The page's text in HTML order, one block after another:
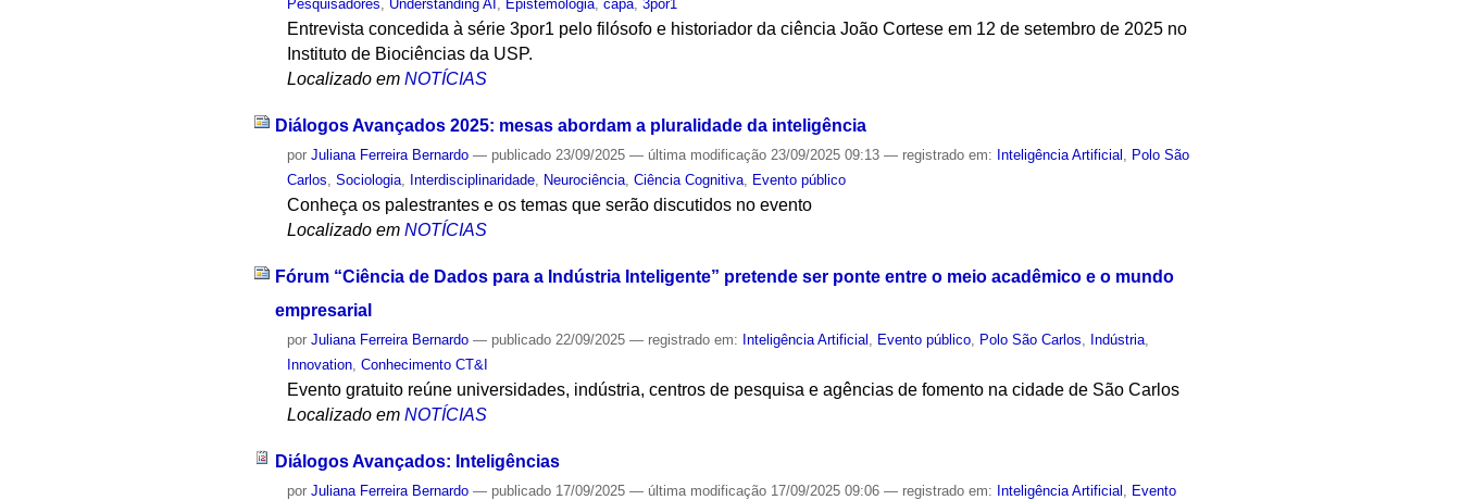
Pesquisadores, Understanding AI , Epistemologia,capa,3por1
Entrevista concedida à série 3por1 pelo filósofo e historiador da ciência João Cortese em 12 de setembro de 2025 no
Instituto de Biociências da USP.
Localizado em NOTÍCIAS
Diálogos Avançados 2025: mesas abordam a pluralidade da inteligência
porJuliana Ferreira Bernardo — publicado 23/09/2025— última modificação 23/09/2025 09:13— registrado em: Inteligência Artificial , Polo São
Carlos,Sociologia, Interdisciplinaridade, Neurociência,Ciência Cognitiva, Evento público
Conheça os palestrantes e os temas que serão discutidos no evento
Localizado em NOTÍCIAS
Fórum “Ciência de Dados para a Indústria Inteligente” pretende ser ponte entre o meio acadêmico e o mundo
empresarial
porJuliana Ferreira Bernardo — publicado 22/09/2025— registrado em: Inteligência Artificial Evento público Polo São Carlos Indústria
Innovation ,Conhecimento CT&I
Evento gratuito reúne universidades, indústria, centros de pesquisa e agências de fomento na cidade de São Carlos
Localizado em NOTÍCIAS
Diálogos Avançados: Inteligências
porJuliana Ferreira Bernardo — publicado 17/09/2025— última modificação 17/09/2025 09:06— registrado em: Inteligência Artificial
Evento